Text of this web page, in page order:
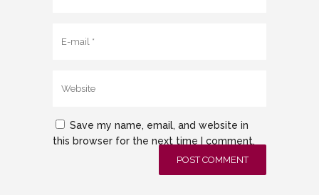
Save my name, email, and website in
this browser for the next time I comment.